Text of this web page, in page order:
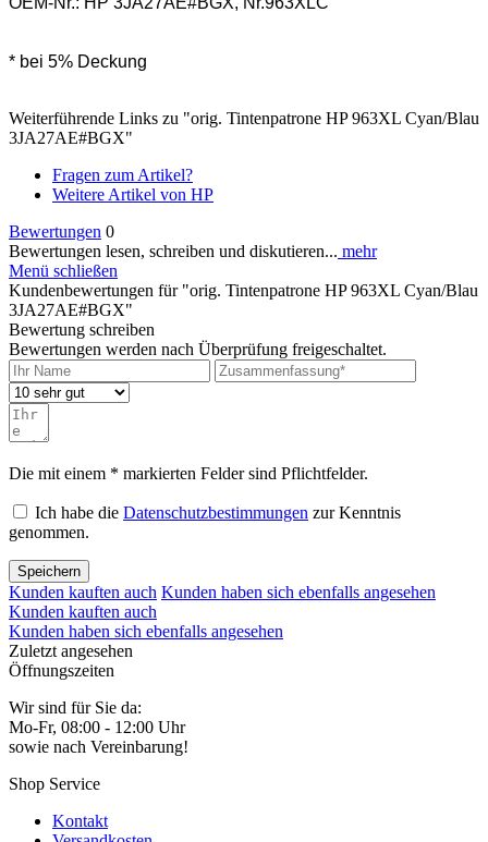
* bei 5% Deckung
Weiterführende Links zu "orig. Tintenpatrone HP 963XL Cyan/Blau
3JA27AE#BGX"
Fragen zum Artikel?
Weitere Artikel von HP
Bewertungen 0
Bewertungen lesen, schreiben und diskutieren... mehr
Menü schließen
Kundenbewertungen für "orig. Tintenpatrone HP 963XL Cyan/Blau
3JA27AE#BGX"
Bewertung schreiben
Bewertungen werden nach Überprüfung freigeschaltet.
Die mit einem * markierten Felder sind Pflichtfelder.
Ich habe die Datenschutzbestimmungen zur Kenntnis
genommen.
Speichern
Kunden kauften auch Kunden haben sich ebenfalls angesehen
Kunden kauften auch
Kunden haben sich ebenfalls angesehen
Zuletzt angesehen
Öffnungszeiten
Wir sind für Sie da:
Mo-Fr, 08:00 - 12:00 Uhr
sowie nach Vereinbarung!
Shop Service
Kontakt